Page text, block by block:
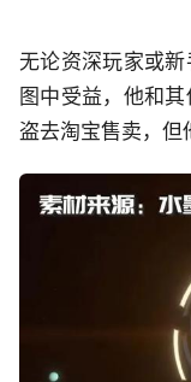
无论资深玩家或
图中受益，他和
盗去淘宝售卖，但